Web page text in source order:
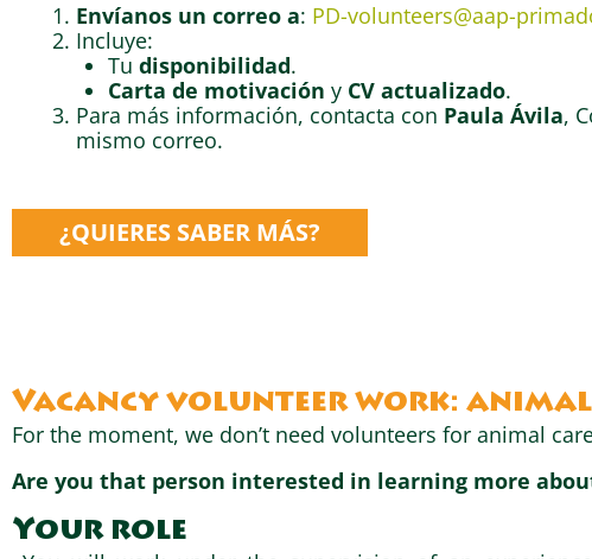
Envíanos un correo a: PD-volunteers@aap-
Incluye:
Tu disponibilidad.
Carta de motivación y CV actualizado.
Para más información, contacta con Paula Ávila,
mismo correo.
¿QUIERES SABER MÁS?
Vacancy volunteer work: animal
For the moment, we don’t need volunteers for animal
Are you that person interested in learning more
Your role